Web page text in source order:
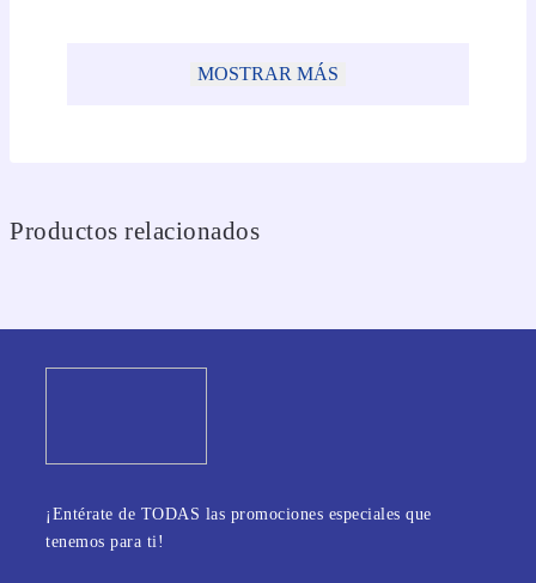
MOSTRAR MÁS
Productos relacionados
¡Entérate de TODAS las promociones especiales que
tenemos para ti!